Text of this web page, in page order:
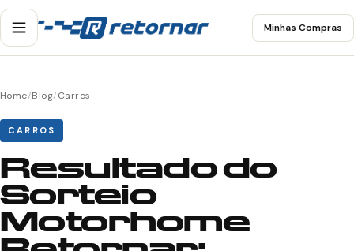
Minhas Compras
Home/Blog/Carros
CARROS
Resultado do
Sorteio
Motorhome